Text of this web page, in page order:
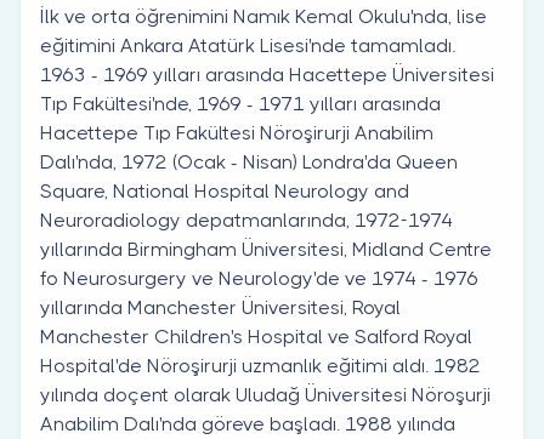
İlk ve orta öğrenimini Namık Kemal Okulu'nda, lise
eğitimini Ankara Atatürk Lisesi'nde tamamladı.
1963 - 1969 yılları arasında Hacettepe Üniversitesi
Tıp Fakültesi'nde, 1969 - 1971 yılları arasında
Hacettepe Tıp Fakültesi Nöroşirurji Anabilim
Dalı'nda, 1972 (Ocak - Nisan) Londra'da Queen
Square, National Hospital Neurology and
Neuroradiology depatmanlarında, 1972-1974
yıllarında Birmingham Üniversitesi, Midland Centre
fo Neurosurgery ve Neurology'de ve 1974 - 1976
yıllarında Manchester Üniversitesi, Royal
Manchester Children's Hospital ve Salford Royal
Hospital'de Nöroşirurji uzmanlık eğitimi aldı. 1982
yılında doçent olarak Uludağ Üniversitesi Nöroşurji
Anabilim Dalı'nda göreve başladı. 1988 yılında